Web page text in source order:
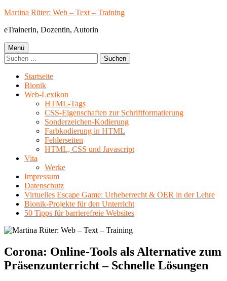
Springe
Inhalt
Martina Rüter: Web – Text – Training
eTrainerin, Dozentin, Autorin
Primäres
Menü
Menü
Suchen
nach:
Startseite
Bionik
Web-Lexikon
HTML-Tags
CSS-Eigenschaften zur Schriftformatierung
Sonderzeichen-Kodierung
Farbkodierung in HTML
Fehlerseiten
HTML, CSS und Javascript
Vita
Werke
Impressum
Datenschutz
Virtuelles Escape Game: Urheberrecht & OER in der Lehre
Bionik-Projekte für den Unterricht
50 Tipps für barrierefreie Websites
Corona: Online-Tools als Alternative zum
Präsenzunterricht – Schnelle Lösungen